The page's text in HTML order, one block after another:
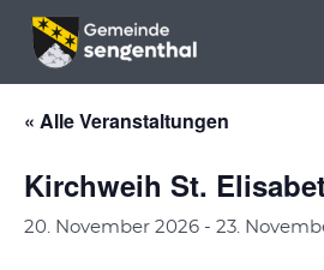
Menü überspringen
Menü überspringen
« Alle Veranstaltungen
Kirchweih St.
20. November 2026 - 23.